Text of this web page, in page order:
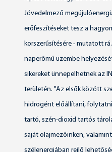
Jövedelmező
erőfeszítéseket tesz a
korszerűsítésére - mutatott
naperőmű üzembe
sikereket ünnepelhetnek az
területén. "Az elsők között
hidrogént előállítani,
tartó, szén-dioxid tartós
saját olajmezőinken,
szélenergiában rejlő